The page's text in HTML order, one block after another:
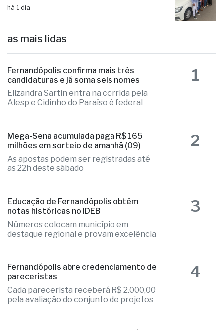
há 1 dia
as mais lidas
Fernandópolis confirma mais três
candidaturas e já soma seis nomes
Elizandra Sartin entra na corrida pela
Alesp e Cidinho do Paraíso é federal
1
Mega-Sena acumulada paga R$ 165
milhões em sorteio de amanhã (09)
As apostas podem ser registradas até
as 22h deste sábado
2
Educação de Fernandópolis obtém
notas históricas no IDEB
Números colocam município em
destaque regional e provam excelência
3
Fernandópolis abre credenciamento de
pareceristas
Cada parecerista receberá R$ 2.000,00
pela avaliação do conjunto de projetos
4